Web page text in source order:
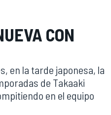
CON
en la tarde japonesa, la
de Takaaki
en el equipo